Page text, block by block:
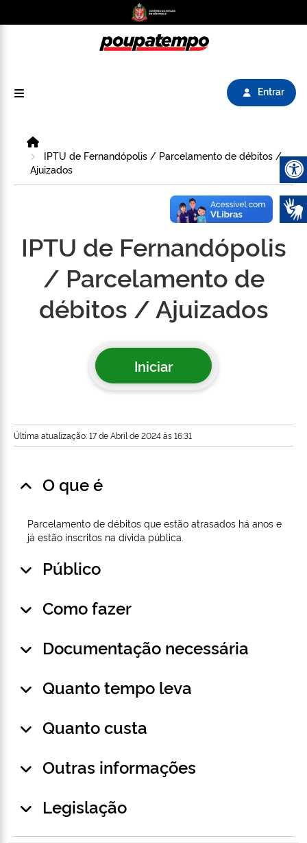
Entrar
IPTU de Fernandópolis / Parcelamento de débitos /
Ajuizados
IPTU de Fernandópolis
/ Parcelamento de
débitos / Ajuizados
Iniciar
Última atualização: 17 de Abril de 2024 às 16:31
O que é
Parcelamento de débitos que estão atrasados há anos e
já estão inscritos na dívida pública.
Público
Como fazer
Documentação necessária
Quanto tempo leva
Quanto custa
Outras informações
Legislação